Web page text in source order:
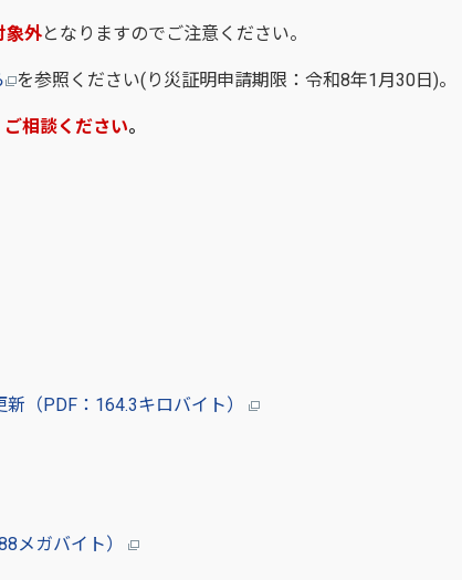
象外となりますのでご注意ください。
を参照ください(り災証明申請期限：令和8年1月30日)。
相談ください。
（PDF：164.3キロバイト）
メガバイト）